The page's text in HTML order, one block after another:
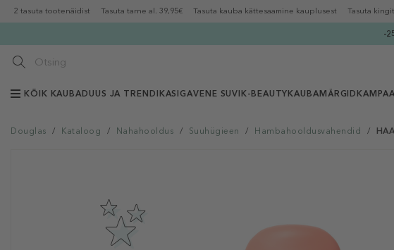
2 tasuta tootenäidist Tasuta tarne al. 39,95€ Tasuta kauba kättesaamine kauplusest Tasuta
-
KÕIK KAUBADUUS JA TRENDIKAS IGAVENE SUVI K-BEAUTY KAUBAMÄRGID
Douglas / Kataloog / Nahahooldus / Suuhügieen / Hambahooldusvahendid /